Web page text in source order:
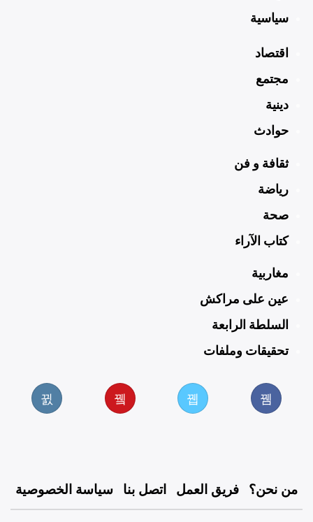
سياسية
اقتصاد
مجتمع
دينية
حوادث
ثقافة و فن
رياضة
صحة
كتاب الآراء
مغاربية
عين على مراكش
السلطة الرابعة
تحقيقات وملفات
من نحن؟ فريق العمل اتصل بنا سياسة الخصوصية